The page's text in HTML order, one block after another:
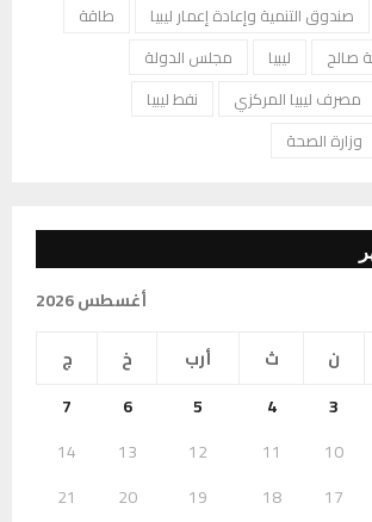
صندوق التنمية وإعادة إعمار ليبيا
طاقة
صالح ليبيا
مجلس الدولة
مصرف ليبيا المركزي
نفط ليبيا
وزارة الصحة
أغسطس 2026
ن ث أرب خ
ج
3
4
5
6
7
10
11
12
13
14
17
18
19
20
21